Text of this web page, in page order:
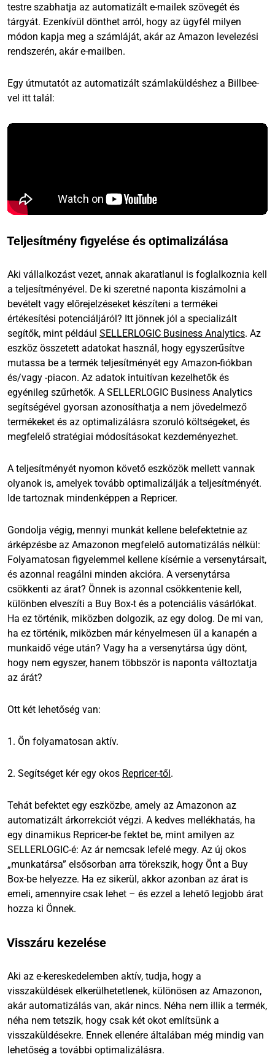
testre szabhatja az automatizált e-mailek szövegét és
tárgyát. Ezenkívül dönthet arról, hogy az ügyfél milyen
módon kapja meg a számláját, akár az Amazon levelezési
rendszerén, akár e-mailben.
Egy útmutatót az automatizált számlaküldéshez a Billbee-
vel itt talál:
Teljesítmény figyelése és optimalizálása
Aki vállalkozást vezet, annak akaratlanul is foglalkoznia kell
a teljesítményével. De ki szeretné naponta kiszámolni a
bevételt vagy előrejelzéseket készíteni a termékei
értékesítési potenciáljáról? Itt jönnek jól a specializált
segítők, mint például SELLERLOGIC Business Analytics. Az
eszköz összetett adatokat használ, hogy egyszerűsítve
mutassa be a termék teljesítményét egy Amazon-fiókban
és/vagy -piacon. Az adatok intuitívan kezelhetők és
egyénileg szűrhetők. A SELLERLOGIC Business Analytics
segítségével gyorsan azonosíthatja a nem jövedelmező
termékeket és az optimalizálásra szoruló költségeket, és
megfelelő stratégiai módosításokat kezdeményezhet.
A teljesítményét nyomon követő eszközök mellett vannak
olyanok is, amelyek tovább optimalizálják a teljesítményét.
Ide tartoznak mindenképpen a Repricer.
Gondolja végig, mennyi munkát kellene belefektetnie az
árképzésbe az Amazonon megfelelő automatizálás nélkül:
Folyamatosan figyelemmel kellene kísérnie a versenytársait,
és azonnal reagálni minden akcióra. A versenytársa
csökkenti az árat? Önnek is azonnal csökkentenie kell,
különben elveszíti a Buy Box-t és a potenciális vásárlókat.
Ha ez történik, miközben dolgozik, az egy dolog. De mi van,
ha ez történik, miközben már kényelmesen ül a kanapén a
munkaidő vége után? Vagy ha a versenytársa úgy dönt,
hogy nem egyszer, hanem többször is naponta változtatja
az árát?
Ott két lehetőség van:
1. Ön folyamatosan aktív.
2. Segítséget kér egy okos Repricer-től.
Tehát befektet egy eszközbe, amely az Amazonon az
automatizált árkorrekciót végzi. A kedves mellékhatás, ha
egy dinamikus Repricer-be fektet be, mint amilyen az
SELLERLOGIC-é: Az ár nemcsak lefelé megy. Az új okos
„munkatársa” elsősorban arra törekszik, hogy Önt a Buy
Box-be helyezze. Ha ez sikerül, akkor azonban az árat is
emeli, amennyire csak lehet – és ezzel a lehető legjobb árat
hozza ki Önnek.
Visszáru kezelése
Aki az e-kereskedelemben aktív, tudja, hogy a
visszaküldések elkerülhetetlenek, különösen az Amazonon,
akár automatizálás van, akár nincs. Néha nem illik a termék,
néha nem tetszik, hogy csak két okot említsünk a
visszaküldésekre. Ennek ellenére általában még mindig van
lehetőség a további optimalizálásra.